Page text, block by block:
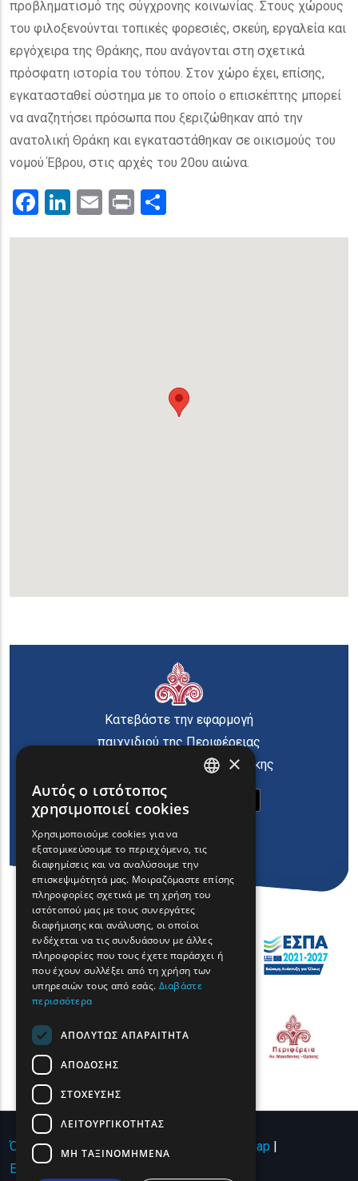
προβληματισμό της σύγχρονης κοινωνίας. Στους χώρους
του φιλοξενούνται τοπικές φορεσιές, σκεύη, εργαλεία και
εργόχειρα της Θράκης, που ανάγονται στη σχετικά
πρόσφατη ιστορία του τόπου. Στον χώρο έχει, επίσης,
εγκατασταθεί σύστημα με το οποίο ο επισκέπτης μπορεί
να αναζητήσει πρόσωπα που ξεριζώθηκαν από την
ανατολική Θράκη και εγκαταστάθηκαν σε οικισμούς του
νομού Έβρου, στις αρχές του 20ου αιώνα.
Facebook
LinkedIn
Email
Print
Κατεβάστε την εφαρμογή
παιχνιδιού της Περιφέρειας
Ανατολικής Μακεδονίας Θράκης
Όροι χρήσης | Πολιτική Απορρήτου Sitemap |
Επικοινωνία
FRENCH
BULGARIAN
ROMANIAN
TURKISH
×
Αυτός ο ιστότοπος
χρησιμοποιεί cookies
Χρησιμοποιούμε cookies για να
εξατομικεύσουμε το περιεχόμενο, τις
διαφημίσεις και να αναλύσουμε την
επισκεψιμότητά μας. Μοιραζόμαστε επίσης
πληροφορίες σχετικά με τη χρήση του
ιστότοπού μας με τους συνεργάτες
διαφήμισης και ανάλυσης, οι οποίοι
ενδέχεται να τις συνδυάσουν με άλλες
πληροφορίες που τους έχετε παράσχει ή
που έχουν συλλέξει από τη χρήση των
υπηρεσιών τους από εσάς. Διαβάστε
περισσότερα
ΑΠΟΛΎΤΩΣ ΑΠΑΡΑΊΤΗΤΑ
ΑΠΌΔΟΣΗΣ
ΣΤΌΧΕΥΣΗΣ
ΛΕΙΤΟΥΡΓΙΚΌΤΗΤΑΣ
ΜΗ ΤΑΞΙΝΟΜΗΜΈΝΑ